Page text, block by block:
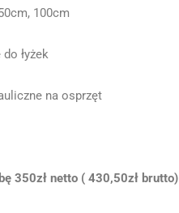
100cm
łyżek
na osprzęt
350zł netto ( 430,50zł brutto)